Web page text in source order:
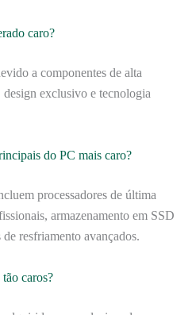
caro?
a componentes de alta
exclusivo e tecnologia
do PC mais caro?
processadores de última
armazenamento em SSD
resfriamento avançados.
caros?